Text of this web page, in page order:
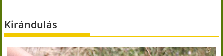
Kirándulás